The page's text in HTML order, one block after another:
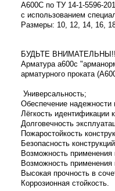
А600С по ТУ 14-1-5596-
с использованием
Размеры: 10, 12, 14, 16,
БУДЬТЕ ВНИМАТЕЛЬНЫ!!
Арматура а600с
арматурного проката
Универсальность;
Обеспечение надежности
Лёгкость идентификации
Долговечность
Пожаростойкость
Безопасность
Возможность применения
Возможность применения
Высокая прочность в
Коррозионная стойкость.